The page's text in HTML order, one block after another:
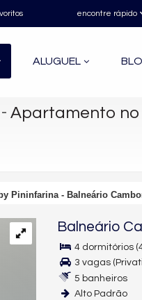
encontre rápido
ALUGUEL
- Apartamento no
Pininfarina - Balneário
Balneário
4 dormitórios
3 vagas
5 banheiros
Alto Padrão